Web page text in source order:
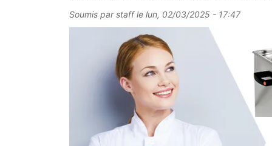
Soumis parstaffle lun, 02/03/2025 - 17:47